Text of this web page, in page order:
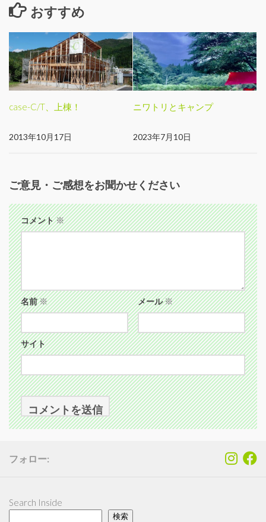
おすすめ
case-C/T、上棟！
2013年10月17日
ニワトリとキャンプ
2023年7月10日
ご意見・ご感想をお聞かせください
コメント※
名前※ メール※
サイト
フォロー:
Search Inside
検索